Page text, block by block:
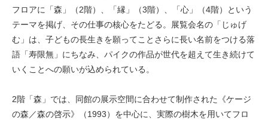
フロアに「森」（2階）、「縁」（3階）、「心」（4階）という
テーマを掲げ、その仕事の核心をたどる。展覧会名の「じゅげ
む」は、子どもの長生きを願ってことさらに長い名前をつける落
語「寿限無」にちなみ、パイクの作品が世代を超えて生き続けて
いくことへの願いが込められている。
2階「森」では、同館の展示空間に合わせて制作された《ケージ
の森／森の啓示》（1993）を中心に、実際の樹木を用いてフロ